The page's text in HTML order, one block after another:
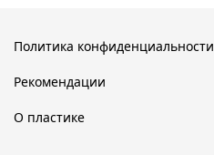
Политика конфиденциальности
Рекомендации
О пластике